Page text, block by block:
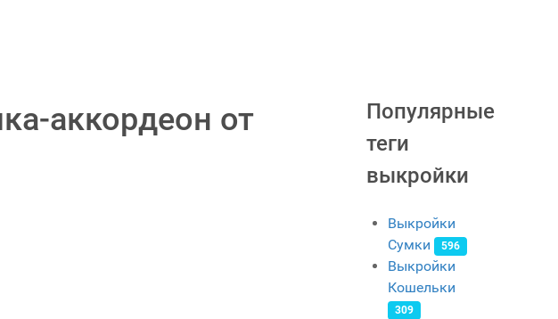
аккордеон от
Популярные
теги
выкройки
Выкройки
Сумки
596
Выкройки
Кошельки
309